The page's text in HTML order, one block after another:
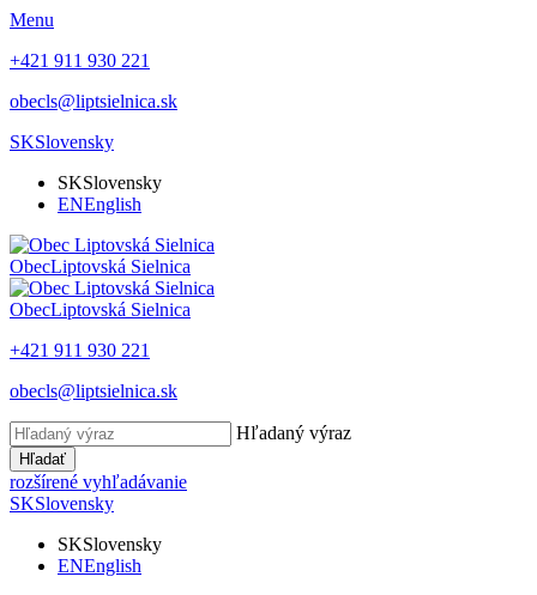
Menu
+421 911 930 221
obecls@liptsielnica.sk
SKSlovensky
SKSlovensky
ENEnglish
ObecLiptovská Sielnica
ObecLiptovská Sielnica
+421 911 930 221
obecls@liptsielnica.sk
Hľadaný výraz
Hľadať
rozšírené vyhľadávanie
SKSlovensky
SKSlovensky
ENEnglish